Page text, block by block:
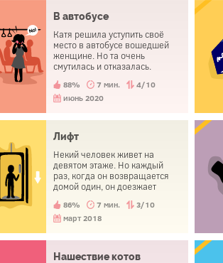
В автобусе
Катя решила уступить своё
место в автобусе вошедшей
женщине. Но та очень
смутилась и отказалась.
88% 7 мин.
4/10
июнь 2020
Лифт
Некий человек живет на
девятом этаже. Но каждый
раз, когда он возвращается
домой один, он доезжает
далее идет пешком.
86% 7 мин.
3/10
март 2018
Нашествие котов